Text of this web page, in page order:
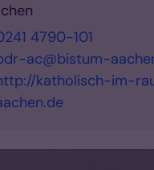
4790-101
ac@bistum-
katholisch-im-